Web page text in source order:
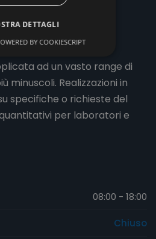
ad un vasto range di
minuscoli. Realizzazioni in
specifiche o richieste del
per laboratori e
08:00 - 18:00
Chiuso
DETTAGLI
BY COOKIESCRIPT